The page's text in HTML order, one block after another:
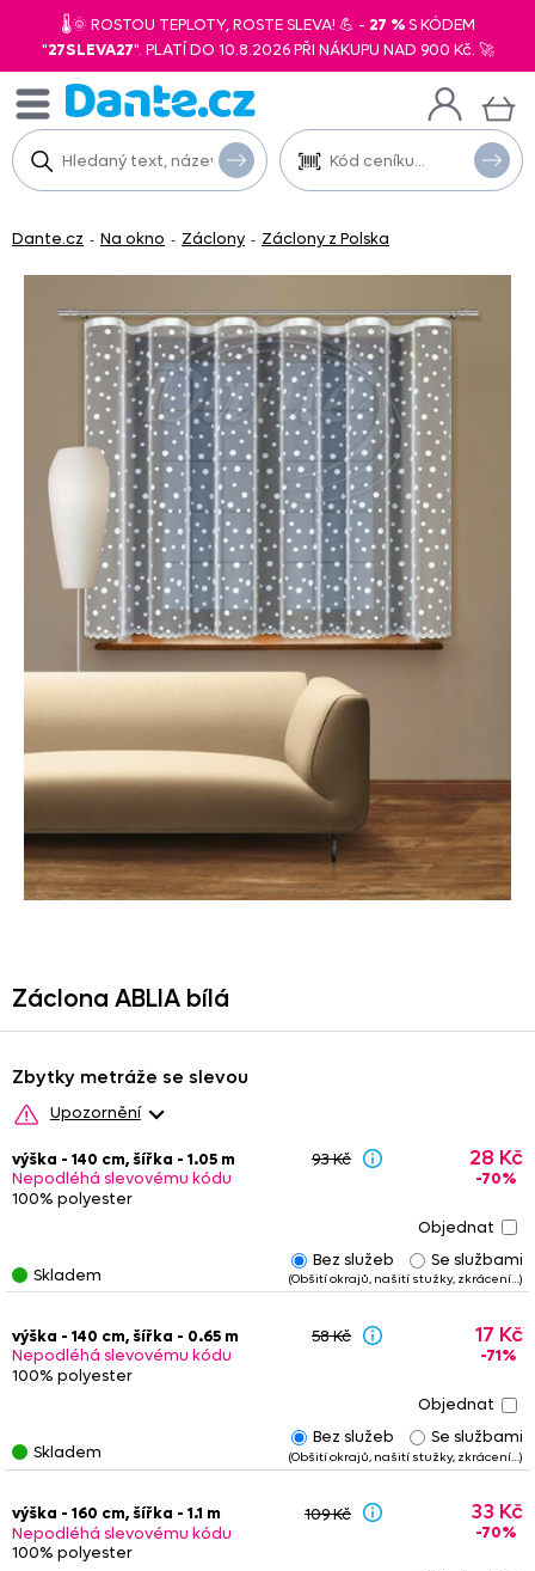
🌡️🌞 ROSTOU TEPLOTY, ROSTE SLEVA! 💪 - 27 %S KÓDEM
"27SLEVA27". PLATÍ DO 10.8.2026 PŘI NÁKUPU NAD 900 Kč. 🚀
Dante.cz - Na okno - Záclony - Záclony z Polska
Záclona ABLIA bílá
Zbytky metráže se slevou
Upozornění
Upozornění: Na zbytky se nevztahují žádné další slevy (kódy s
procentuální slevou). Zbytek vložený do košíku zůstává
rezervován dvě hodiny.
s metrážovým zbožím
stejného důvodu není vhodné objednávat různé zbytky, pokud
Některé zbytky jsouzkrácenéneboobšité, případně jsou na
započteny v konečné cenězbytku. Věnujte prosím pozornost
poznámkám- u upravených zbytků nemusí vždy platit
tučně
uvedenýrozměr
výška - 140 cm, šířka - 1.05 m
Nepodléhá slevovému kódu
100% polyester
93 Kč 28 Kč
-70%
Skladem
Bez služeb Se službami
(Obšití okrajů, našití stužky, zkrácení…)
výška - 140 cm, šířka - 0.65 m
Nepodléhá slevovému kódu
100% polyester
58 Kč 17 Kč
-71%
Skladem
Bez služeb Se službami
(Obšití okrajů, našití stužky, zkrácení…)
výška - 160 cm, šířka - 1.1 m
Nepodléhá slevovému kódu
100% polyester
109 Kč 33 Kč
-70%